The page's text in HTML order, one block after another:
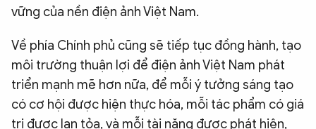
vững của nền điện ảnh Việt Nam.
Về phía Chính phủ cũng sẽ tiếp tục đồng hành, tạo
môi trường thuận lợi để điện ảnh Việt Nam phát
triển mạnh mẽ hơn nữa, để mỗi ý tưởng sáng tạo
có cơ hội được hiện thực hóa, mỗi tác phẩm có giá
trị được lan tỏa, và mỗi tài năng được phát hiện,